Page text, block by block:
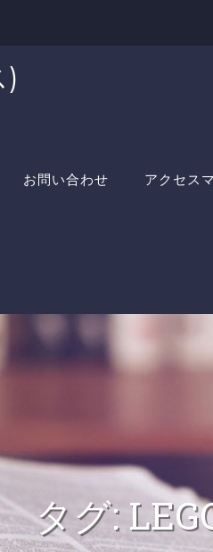
)
お問い合わせ アクセス
タグ: